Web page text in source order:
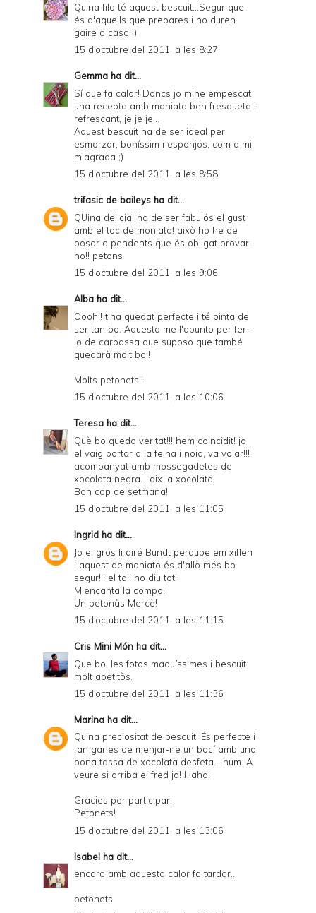
Quina fila té aquest bescuit...Segur que
és d'aquells que prepares i no duren
gaire a casa ;)
15 d’octubre del 2011, a les 8:27
Gemma ha dit...
Sí que fa calor! Doncs jo m'he empescat
una recepta amb moniato ben fresqueta i
refrescant, je je je...
Aquest bescuit ha de ser ideal per
esmorzar, boníssim i esponjós, com a mi
m'agrada ;)
15 d’octubre del 2011, a les 8:58
trifasic de baileys ha dit...
QUina delicia! ha de ser fabulós el gust
amb el toc de moniato! això ho he de
posar a pendents que és obligat provar-
ho!! petons
15 d’octubre del 2011, a les 9:06
Alba ha dit...
Oooh!! t'ha quedat perfecte i té pinta de
ser tan bo. Aquesta me l'apunto per fer-
lo de carbassa que suposo que també
quedarà molt bo!!
Molts petonets!!
15 d’octubre del 2011, a les 10:06
Teresa ha dit...
Què bo queda veritat!!! hem coincidit! jo
el vaig portar a la feina i noia, va volar!!!
acompanyat amb mossegadetes de
xocolata negra... aix la xocolata!
Bon cap de setmana!
15 d’octubre del 2011, a les 11:05
Ingrid ha dit...
Jo el gros li diré Bundt perqupe em xiflen
i aquest de moniato és d'allò més bo
segur!!! el tall ho diu tot!
M'encanta la compo!
Un petonàs Mercè!
15 d’octubre del 2011, a les 11:15
Cris Mini Món ha dit...
Que bo, les fotos maquíssimes i bescuit
molt apetitòs.
15 d’octubre del 2011, a les 11:36
Marina ha dit...
Quina preciositat de bescuit. És perfecte i
fan ganes de menjar-ne un bocí amb una
bona tassa de xocolata desfeta... hum. A
veure si arriba el fred ja! Haha!
Gràcies per participar!
Petonets!
15 d’octubre del 2011, a les 13:06
Isabel ha dit...
encara amb aquesta calor fa tardor..
petonets